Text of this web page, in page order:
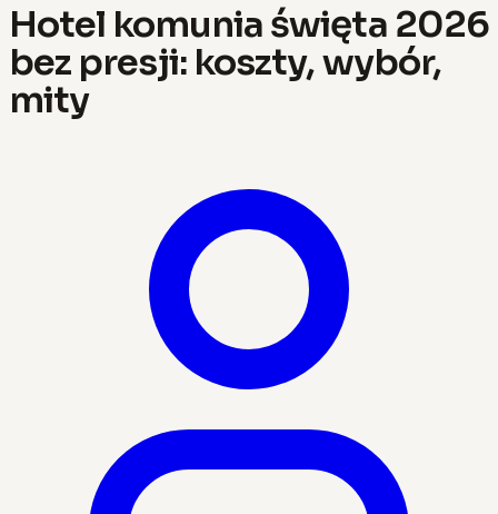
Hotel komunia święta 2026
bez presji: koszty, wybór,
mity